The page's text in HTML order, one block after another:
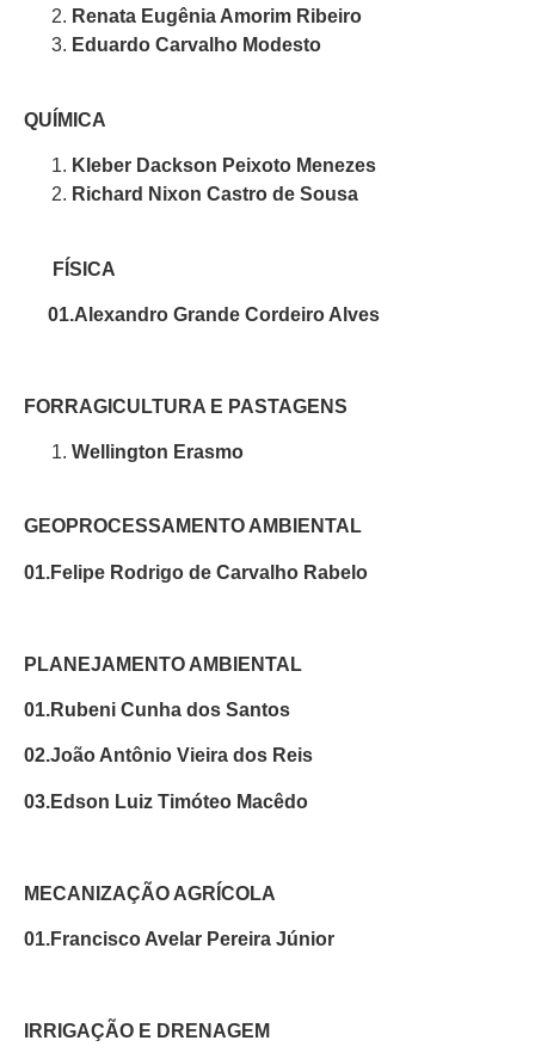
Renata Eugênia Amorim Ribeiro
Eduardo Carvalho Modesto
QUÍMICA
Kleber Dackson Peixoto Menezes
Richard Nixon Castro de Sousa
FÍSICA
01.Alexandro Grande Cordeiro Alves
FORRAGICULTURA E PASTAGENS
Wellington Erasmo
GEOPROCESSAMENTO AMBIENTAL
01.Felipe Rodrigo de Carvalho Rabelo
PLANEJAMENTO AMBIENTAL
01.Rubeni Cunha dos Santos
02.João Antônio Vieira dos Reis
03.Edson Luiz Timóteo Macêdo
MECANIZAÇÃO AGRÍCOLA
01.Francisco Avelar Pereira Júnior
IRRIGAÇÃO E DRENAGEM